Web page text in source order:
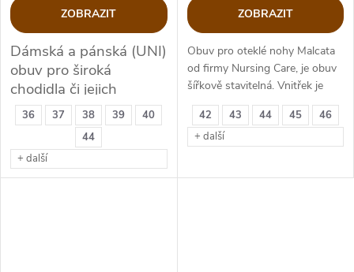
36 37 38 39
40
44
+ další
ZOBRAZIT
Dámská a pánská (UNI)
obuv pro široká
chodidla či jejich
deformity
42 43 44 45
46
+ další
ZOBRAZIT
Obuv pro oteklé nohy Malcata
od firmy Nursing Care, je obuv
šířkově stavitelná. Vnitřek je
textil, povrch je voděodolný.
Šířka se nechá nastavit pomocí
suchého zipu a je zde i